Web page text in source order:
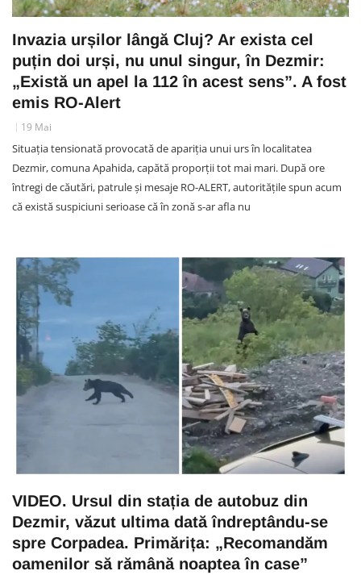
Invazia urșilor lângă Cluj? Ar exista cel
puțin doi urși, nu unul singur, în Dezmir:
„Există un apel la 112 în acest sens”. A fost
emis RO-Alert
19 Mai
Situația tensionată provocată de apariția unui urs în localitatea
Dezmir, comuna Apahida, capătă proporții tot mai mari. După ore
întregi de căutări, patrule și mesaje RO-ALERT, autoritățile spun acum
că există suspiciuni serioase că în zonă s-ar afla nu
VIDEO. Ursul din stația de autobuz din
Dezmir, văzut ultima dată îndreptându-se
spre Corpadea. Primărița: „Recomandăm
oamenilor să rămână noaptea în case”